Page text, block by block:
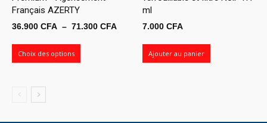
Français AZERTY
36.900 CFA – 71.300 CFA
Choix des options
ml
7.000 CFA
Ajouter au panier